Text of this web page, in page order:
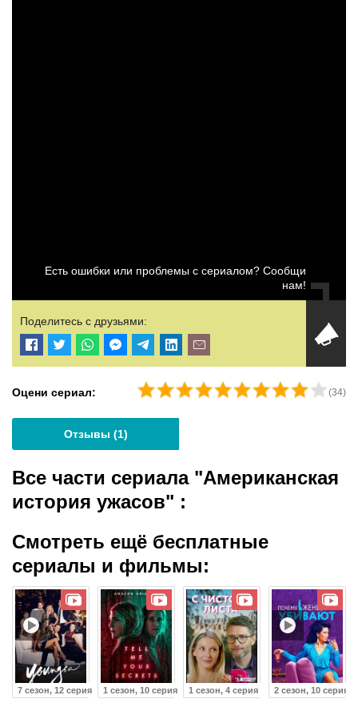
Есть ошибки или проблемы с сериалом? Сообщи
нам!
Поделитесь с друзьями:
Оцени сериал: (34)
Отзывы (1)
Все части сериала "Американская
история ужасов" :
Смотреть ещё бесплатные
сериалы и фильмы:
7 сезон, 12 серия 1 сезон, 10 серия 1 сезон, 4 серия 2 сезон, 10 серия